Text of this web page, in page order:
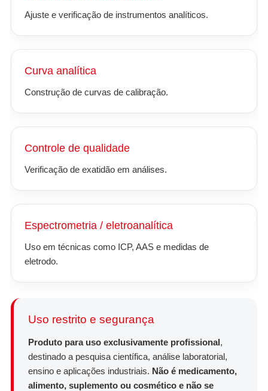
Ajuste e verificação de instrumentos analíticos.
Curva analítica
Construção de curvas de calibração.
Controle de qualidade
Verificação de exatidão em análises.
Espectrometria / eletroanalítica
Uso em técnicas como ICP, AAS e medidas de
eletrodo.
Uso restrito e segurança
Produto para uso exclusivamente profissional,
destinado a pesquisa científica, análise laboratorial,
ensino e aplicações industriais. Não é medicamento,
alimento, suplemento ou cosmético e não se